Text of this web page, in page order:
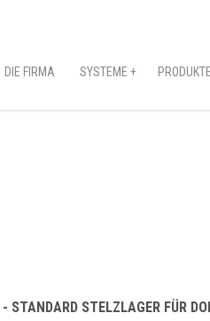
DIE FIRMA SYSTEME + PRODUKTE
- STANDARD STELZLAGER FÜR